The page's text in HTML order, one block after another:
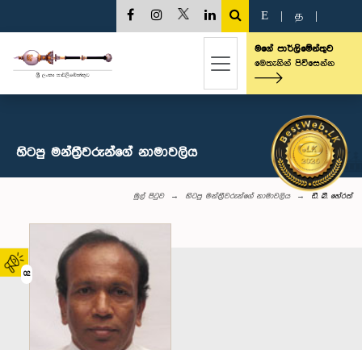
02
E த
මගේ පාර්ලිමේන්තුව
මෙතැනින් පිවිසෙන්න
හිටපු මන්ත්‍රීවරුන්ගේ නාමාවලිය
මුල් පිටුව හිටපු මන්ත්‍රීවරුන්ගේ නාමාවලිය ඩී. බී. හේරත්